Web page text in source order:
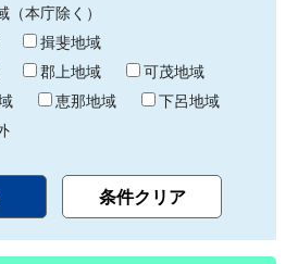
（本庁除く）
揖斐地域
郡上地域
可茂地域
恵那地域
下呂地域